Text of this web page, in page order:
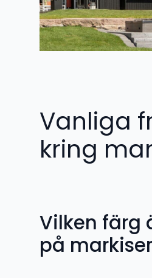
Vanliga
kring
Vilken färg
på